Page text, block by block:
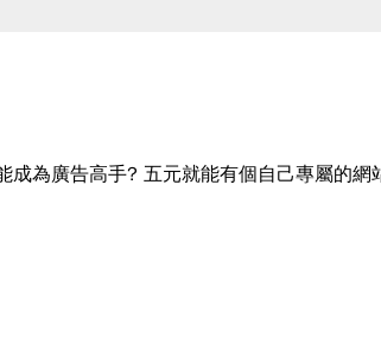
為廣告高手? 五元就能有個自己專屬的